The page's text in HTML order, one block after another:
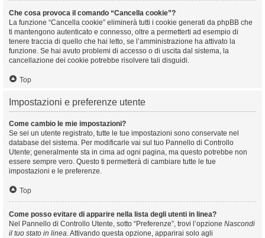
Che cosa provoca il comando “Cancella cookie”?
La funzione “Cancella cookie” eliminerà tutti i cookie generati da phpBB che
ti mantengono autenticato e connesso, oltre a permetterti ad esempio di
tenere traccia di quello che hai letto, se l’amministrazione ha attivato la
funzione. Se hai avuto problemi di accesso o di uscita dal sistema, la
cancellazione dei cookie potrebbe risolvere tali disguidi.
Top
Impostazioni e preferenze utente
Come cambio le mie impostazioni?
Se sei un utente registrato, tutte le tue impostazioni sono conservate nel
database del sistema. Per modificarle vai sul tuo Pannello di Controllo
Utente; generalmente sta in cima ad ogni pagina, ma questo potrebbe non
essere sempre vero. Questo ti permetterà di cambiare tutte le tue
impostazioni e le preferenze.
Top
Come posso evitare di apparire nella lista degli utenti in linea?
Nel Pannello di Controllo Utente, sotto “Preferenze”, trovi l’opzione Nascondi
il tuo stato in linea. Attivando questa opzione, apparirai solo agli